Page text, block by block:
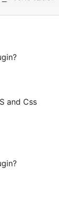
and Css